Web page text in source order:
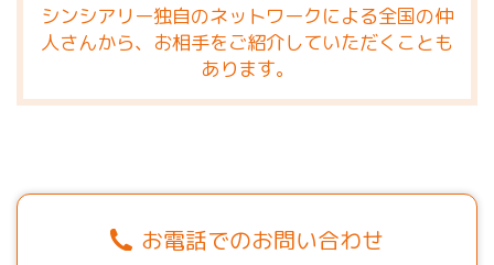
シンシアリー独自のネットワークによる全国の仲
人さんから、お相手をご紹介していただくことも
あります。
お電話でのお問い合わせ